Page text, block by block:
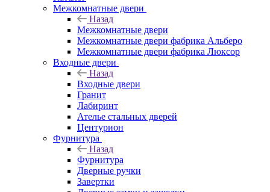
Межкомнатные двери
Назад
Межкомнатные двери
Межкомнатные двери фабрика Альберо
Межкомнатные двери фабрика Люксор
Входные двери
Назад
Входные двери
Гранит
Лабиринт
Ателье стальных дверей
Центурион
Фурнитура
Назад
Фурнитура
Дверные ручки
Завертки